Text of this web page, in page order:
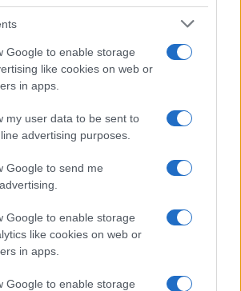
Google to enable storage
like cookies on web or
in apps.
my user data to be sent to
advertising purposes.
Google to send me
Google to enable storage
like cookies on web or
in apps.
Google to enable storage